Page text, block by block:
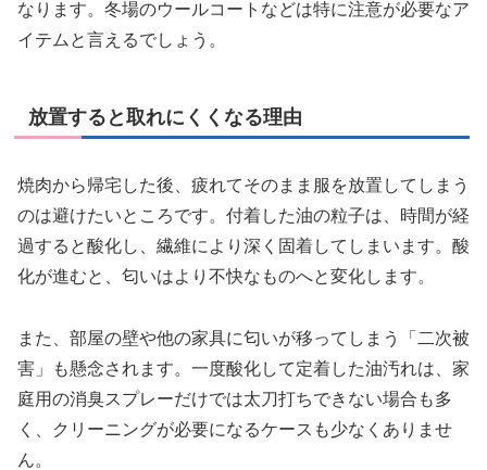
なります。冬場のウールコートなどは特に注意が必要なア
イテムと言えるでしょう。
放置すると取れにくくなる理由
焼肉から帰宅した後、疲れてそのまま服を放置してしまう
のは避けたいところです。付着した油の粒子は、時間が経
過すると酸化し、繊維により深く固着してしまいます。酸
化が進むと、匂いはより不快なものへと変化します。
また、部屋の壁や他の家具に匂いが移ってしまう「二次被
害」も懸念されます。一度酸化して定着した油汚れは、家
庭用の消臭スプレーだけでは太刀打ちできない場合も多
く、クリーニングが必要になるケースも少なくありませ
ん。